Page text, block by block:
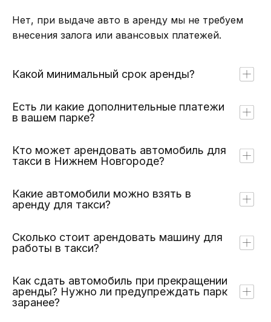
Нет, при выдаче авто в аренду мы не требуем
внесения залога или авансовых платежей.
Какой минимальный срок аренды?
Есть ли какие дополнительные платежи
в вашем парке?
Кто может арендовать автомобиль для
такси в Нижнем Новгороде?
Какие автомобили можно взять в
аренду для такси?
Сколько стоит арендовать машину для
работы в такси?
Как сдать автомобиль при прекращении
аренды? Нужно ли предупреждать парк
заранее?